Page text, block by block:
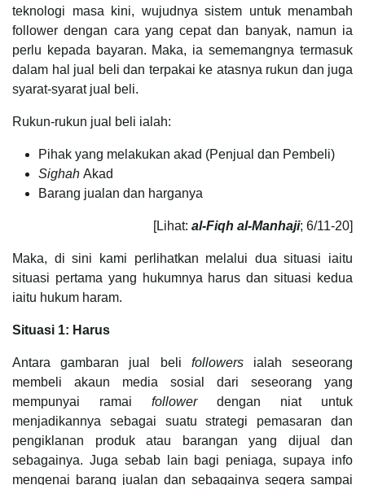
teknologi masa kini, wujudnya sistem untuk menambah
follower dengan cara yang cepat dan banyak, namun ia
perlu kepada bayaran. Maka, ia sememangnya termasuk
dalam hal jual beli dan terpakai ke atasnya rukun dan juga
syarat-syarat jual beli.
Rukun-rukun jual beli ialah:
Pihak yang melakukan akad (Penjual dan Pembeli)
Sighah Akad
Barang jualan dan harganya
[Lihat: al-Fiqh al-Manhaji; 6/11-20]
Maka, di sini kami perlihatkan melalui dua situasi iaitu
situasi pertama yang hukumnya harus dan situasi kedua
iaitu hukum haram.
Situasi 1: Harus
Antara gambaran jual beli followersialah seseorang
membeli akaun media sosial dari seseorang yang
mempunyai ramai followerdengan niat untuk
menjadikannya sebagai suatu strategi pemasaran dan
pengiklanan produk atau barangan yang dijual dan
sebagainya. Juga sebab lain bagi peniaga, supaya info
mengenai barang jualan dan sebagainya segera sampai